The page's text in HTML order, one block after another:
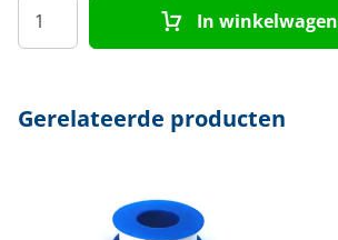
In winkelwagen
Gerelateerde producten